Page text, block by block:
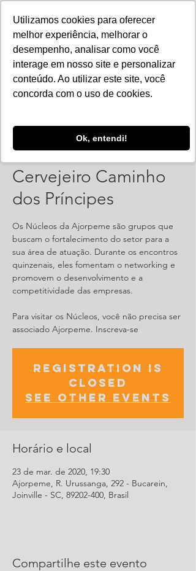
Utilizamos cookies para oferecer
melhor experiência, melhorar o
desempenho, analisar como você
interage em nosso site e personalizar
conteúdo. Ao utilizar este site, você
concorda com o uso de cookies.
Ok, entendi!
Reunião: Núcleo
Cervejeiro Caminho
dos Príncipes
Os Núcleos da Ajorpeme são grupos que
buscam o fortalecimento do setor para a
sua área de atuação. Durante os encontros
quinzenais, eles fomentam o networking e
promovem o desenvolvimento e a
competitividade das empresas.
Para visitar os Núcleos, você não precisa ser
associado Ajorpeme. Inscreva-se
Registration is
Closed
See other events
Horário e local
23 de mar. de 2020, 19:30
Ajorpeme, R. Urussanga, 292 - Bucarein,
Joinville - SC, 89202-400, Brasil
Compartilhe este evento